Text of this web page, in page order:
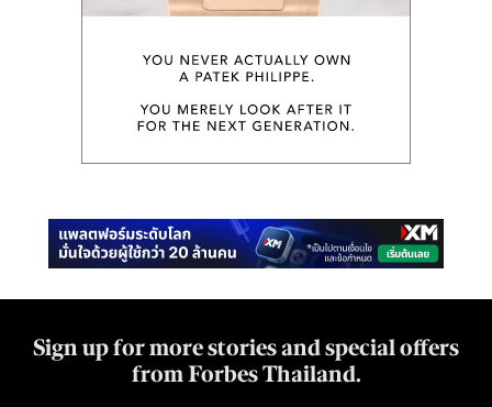
Sign up for more stories and special offers
from Forbes Thailand.